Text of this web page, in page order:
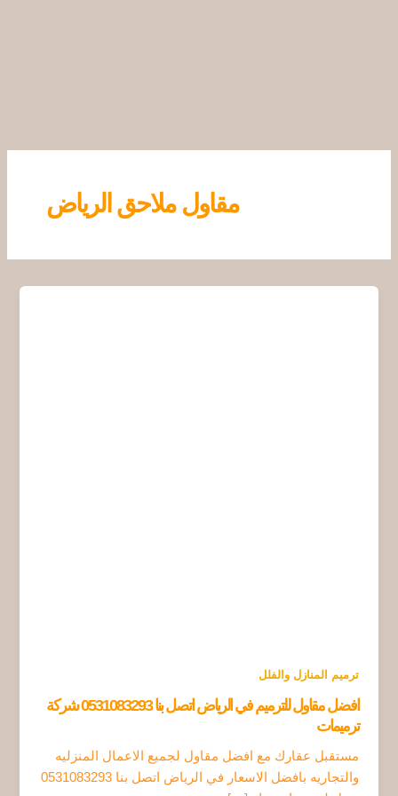
مقاول ملاحق الرياض
ترميم المنازل والفلل
افضل مقاول للترميم في الرياض اتصل بنا 0531083293 شركة
ترميمات
مستقبل عقارك مع افضل مقاول لجميع الاعمال المنزليه
والتجاريه بافضل الاسعار في الرياض اتصل بنا 0531083293